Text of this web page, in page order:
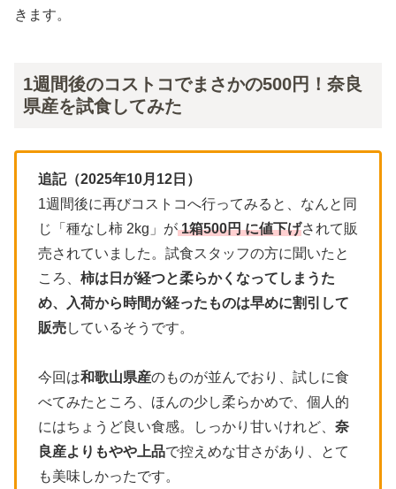
きます。
1週間後のコストコでまさかの500円！奈良
県産を試食してみた
追記（2025年10月12日）
1週間後に再びコストコへ行ってみると、なんと同
じ「種なし柿 2kg」が 1箱500円 に値下げされて販
売されていました。試食スタッフの方に聞いたと
ころ、 柿は日が経つと柔らかくなってしまうた
め、入荷から時間が経ったものは早めに割引して
販売しているそうです。
今回は和歌山県産のものが並んでおり、試しに食
べてみたところ、ほんの少し柔らかめで、個人的
にはちょうど良い食感。しっかり甘いけれど、 奈
良産よりもやや上品で控えめな甘さがあり、とて
も美味しかったです。